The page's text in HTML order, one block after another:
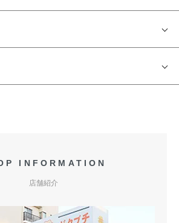
INFORMATION
店舗紹介